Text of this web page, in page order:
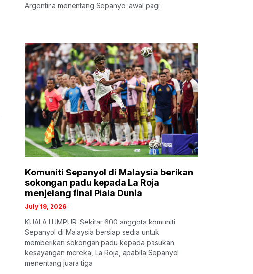
Argentina menentang Sepanyol awal pagi
Komuniti Sepanyol di Malaysia berikan
sokongan padu kepada La Roja
menjelang final Piala Dunia
July 19, 2026
KUALA LUMPUR: Sekitar 600 anggota komuniti
Sepanyol di Malaysia bersiap sedia untuk
memberikan sokongan padu kepada pasukan
kesayangan mereka, La Roja, apabila Sepanyol
menentang juara tiga